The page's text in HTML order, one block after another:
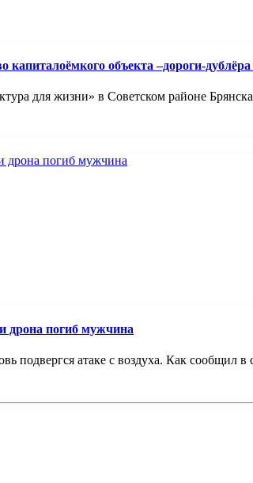
капиталоёмкого объекта –дороги-
для жизни» в Советском районе Брянска
дрона погиб мужчина
подвергся атаке с воздуха. Как сообщил в